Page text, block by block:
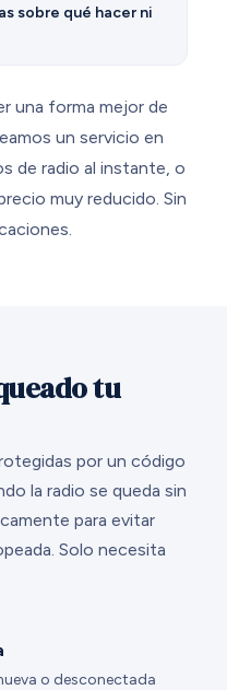
sobre qué hacer ni
una forma mejor de
un servicio en
de radio al instante, o
muy reducido. Sin
tu
por un código
la radio se queda sin
para evitar
Solo necesita
o desconectada